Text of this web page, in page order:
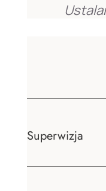
Superwizja